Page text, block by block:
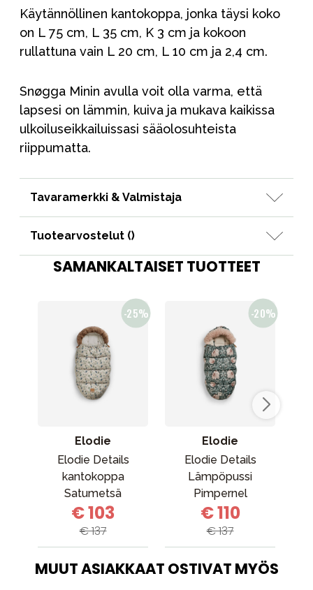
Käytännöllinen kantokoppa, jonka täysi koko
on L 75 cm, L 35 cm, K 3 cm ja kokoon
rullattuna vain L 20 cm, L 10 cm ja 2,4 cm.
Snøgga Minin avulla voit olla varma, että
lapsesi on lämmin, kuiva ja mukava kaikissa
ulkoiluseikkailuissasi sääolosuhteista
riippumatta.
Tavaramerkki & Valmistaja
Tuotearvostelut ()
SAMANKALTAISET TUOTTEET
Elodie
Elodie Details
kantokoppa
Satumetsä
€ 103
€ 137
Elodie
Elodie Details
Lämpöpussi
Pimpernel
€ 110
€ 137
MUUT ASIAKKAAT OSTIVAT MYÖS